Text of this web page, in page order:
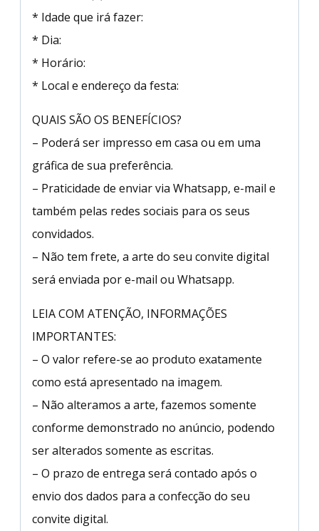
* Idade que irá fazer:
* Dia:
* Horário:
* Local e endereço da festa:
QUAIS SÃO OS BENEFÍCIOS?
– Poderá ser impresso em casa ou em uma
gráfica de sua preferência.
– Praticidade de enviar via Whatsapp, e-mail e
também pelas redes sociais para os seus
convidados.
– Não tem frete, a arte do seu convite digital
será enviada por e-mail ou Whatsapp.
LEIA COM ATENÇÃO, INFORMAÇÕES
IMPORTANTES:
– O valor refere-se ao produto exatamente
como está apresentado na imagem.
– Não alteramos a arte, fazemos somente
conforme demonstrado no anúncio, podendo
ser alterados somente as escritas.
– O prazo de entrega será contado após o
envio dos dados para a confecção do seu
convite digital.